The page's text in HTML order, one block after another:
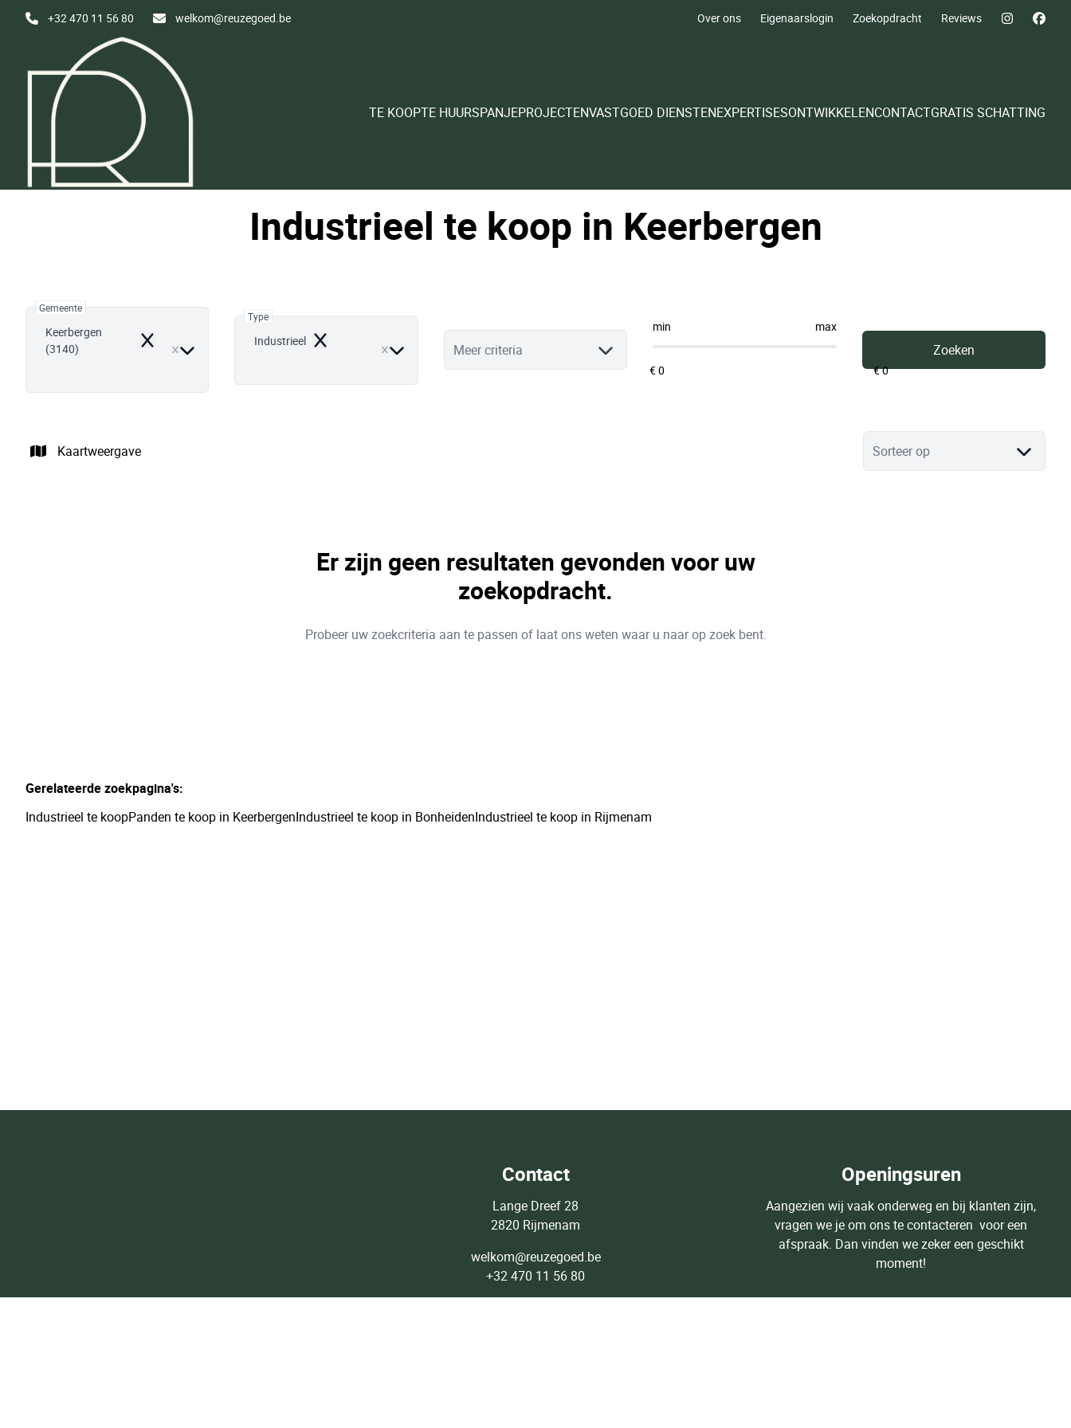
Ga naar hoofdinhoud
+32 470 11 56 80 welkom@reuzegoed.be Over ons Eigenaarslogin Zoekopdracht Reviews
TE KOOPTE HUURSPANJEPROJECTENVASTGOED DIENSTENEXPERTISESONTWIKKELENCONTACTGRATIS SCHATTING
Industrieel te koop in Keerbergen
Gemeente
Keerbergen
(3140)
Remove
Type
Industrieel Remove Meer criteria
min max
Zoeken
Kaartweergave Sorteer op
Er zijn geen resultaten gevonden voor uw
zoekopdracht.
Probeer uw zoekcriteria aan te passen of laat ons weten waar u naar op zoek bent.
Gerelateerde zoekpagina's:
Industrieel te koopPanden te koop in KeerbergenIndustrieel te koop in BonheidenIndustrieel te koop in Rijmenam
Contact
Lange Dreef 28
2820 Rijmenam
welkom@reuzegoed.be
+32 470 11 56 80
Openingsuren
Aangezien wij vaak onderweg en bij klanten zijn,
vragen we je om ons te contacteren voor een
afspraak. Dan vinden we zeker een geschikt
moment!